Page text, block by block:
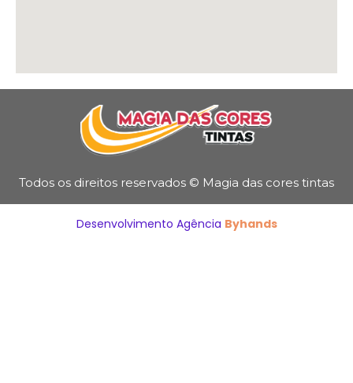
Todos os direitos reservados © Magia das cores tintas
Desenvolvimento Agência Byhands